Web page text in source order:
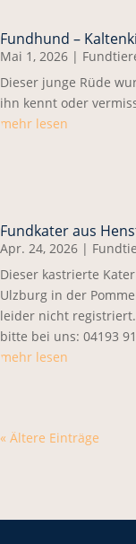
Fundhund –
Mai 1, 2026 |
Dieser junge Rüde
ihn kennt oder
mehr lesen
Fundkater aus
Apr. 24, 2026 |
Dieser kastrierte
Ulzburg in der
leider nicht
bitte bei uns: 04193
mehr lesen
« Ältere Einträge